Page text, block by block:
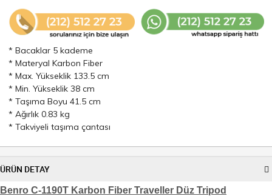
* Bacaklar 5 kademe
* Materyal Karbon Fiber
* Max. Yükseklik 133.5 cm
* Min. Yükseklik 38 cm
* Taşıma Boyu 41.5 cm
* Ağırlık 0.83 kg
* Takviyeli taşıma çantası
ÜRÜN DETAY
Benro C-1190T Karbon Fiber Traveller Düz Tripod